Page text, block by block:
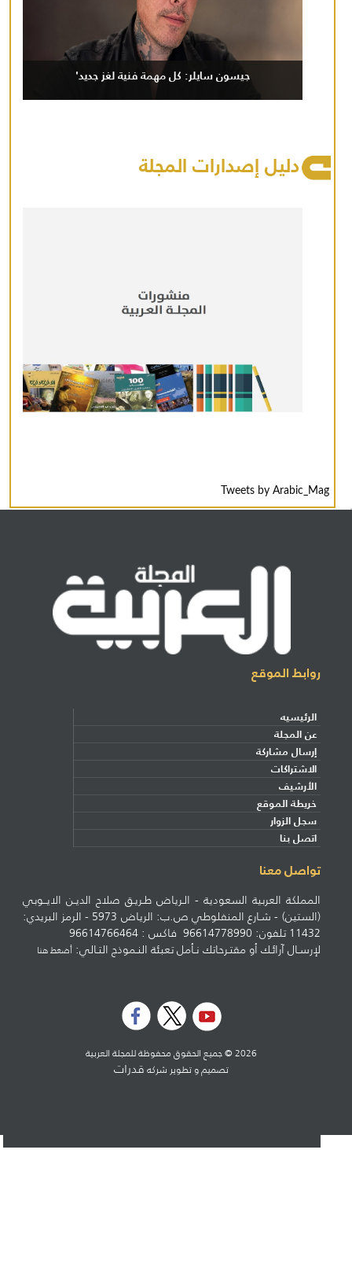
جيسون سايلر: كل مهمة فنية لغز جديد'
دليل إصدارات المجلة
Tweets by Arabic_Mag
روابط الموقع
الرئيسيه
عن المجلة
إرسال مشاركة
الاشتراكات
الأرشيف
خريطة الموقع
سجل الزوار
اتصل بنا
تواصل معنا
المملكة العربية السعودية - الـرياض طـريـق صلاح الديـن الايــوبي
(الستين) - شـارع المنفلوطي ص.ب: الرياض 5973 - الرمز البريدي:
11432 تلفون: 96614778990 فاكس : 96614766464
لإرسـال آرائـك أو مقتـرحاتك نـأمل تعبئة النـموذج التـالي:أضغط هنا
2026 © جميع الحقوق محفوظة للمجلة العربية
تصميم و تطوير شركهقدرات